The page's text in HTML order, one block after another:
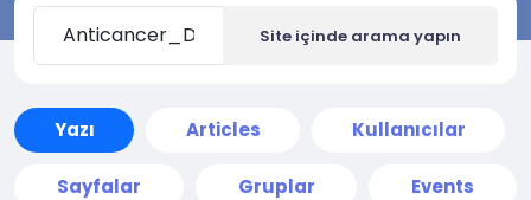
Site içinde arama yapın
Yazı Articles Kullanıcılar
Sayfalar Gruplar Events